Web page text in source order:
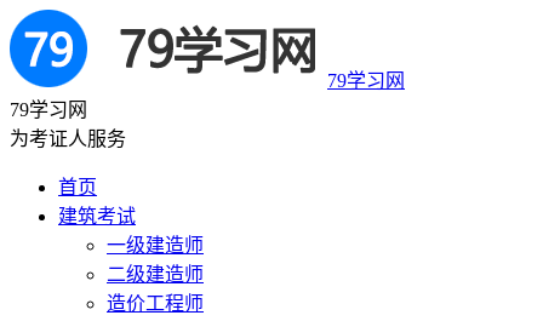
79学习网
79学习网
为考证人服务
首页
建筑考试
一级建造师
二级建造师
造价工程师